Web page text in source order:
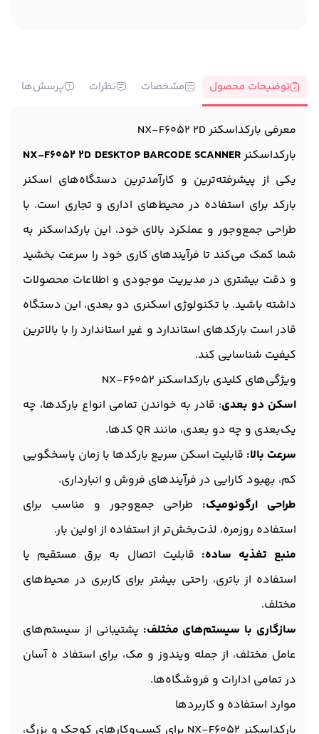
توضیحات محصول مشخصات نظرات پرسش‌ها
معرفی بارکداسکنر NX-F6052 2D
بارکداسکنرNX-F6052 2D DESKTOP BARCODE SCANNER
یکی از پیشرفته‌ترین و کارآمدترین دستگاه‌های اسکنر
بارکد برای استفاده در محیط‌های اداری و تجاری است. با
طراحی جمع‌وجور و عملکرد بالای خود، این بارکداسکنر به
شما کمک می‌کند تا فرآیندهای کاری خود را سرعت بخشید
و دقت بیشتری در مدیریت موجودی و اطلاعات محصولات
داشته باشید. با تکنولوژی اسکنری دو بعدی، این دستگاه
قادر است بارکدهای استاندارد و غیر استاندارد را با بالاترین
کیفیت شناسایی کند.
ویژگی‌های کلیدی بارکداسکنر NX-F6052
اسکن دو بعدی: قادر به خواندن تمامی انواع بارکدها، چه
یک‌بعدی و چه دو بعدی، مانند QR کدها.
سرعت بالا: قابلیت اسکن سریع بارکدها با زمان پاسخگویی
کم، بهبود کارایی در فرآیندهای فروش و انبارداری.
طراحی ارگونومیک: طراحی جمع‌وجور و مناسب برای
استفاده روزمره، لذت‌بخش‌تر از استفاده از اولین بار.
منبع تغذیه ساده: قابلیت اتصال به برق مستقیم یا
استفاده از باتری، راحتی بیشتر برای کاربری در محیط‌های
مختلف.
سازگاری با سیستم‌های مختلف: پشتیبانی از سیستم‌های
عامل مختلف، از جمله ویندوز و مک، برای استفاد ه آسان
در تمامی ادارات و فروشگاه‌ها.
موارد استفاده و کاربردها
بارکداسکنر NX-F6052 برای کسب‌وکارهای کوچک و بزرگ،